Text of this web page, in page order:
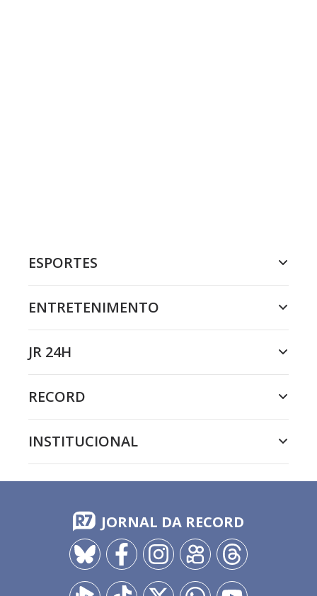
ESPORTES
ENTRETENIMENTO
JR 24H
RECORD
INSTITUCIONAL
JORNAL DA RECORD